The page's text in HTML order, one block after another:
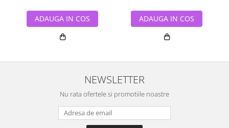
ADAUGA IN COS ADAUGA IN COS
NEWSLETTER
Nu rata ofertele si promotiile noastre